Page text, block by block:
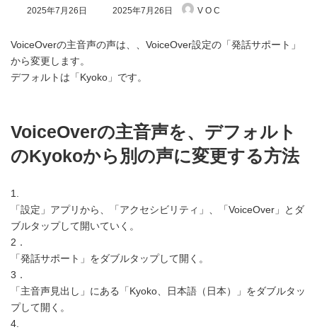
2025年7月26日
最
新
2025年7月26日 V O C
VoiceOverの主音声の声は、、VoiceOver設定の「発話サポート」
から変更します。
デフォルトは「Kyoko」です。
VoiceOverの主音声を、デフォルト
のKyokoから別の声に変更する方法
1.
「設定」アプリから、「アクセシビリティ」、「VoiceOver」とダ
ブルタップして開いていく。
2．
「発話サポート」をダブルタップして開く。
3．
「主音声見出し」にある「Kyoko、日本語（日本）」をダブルタッ
プして開く。
4.